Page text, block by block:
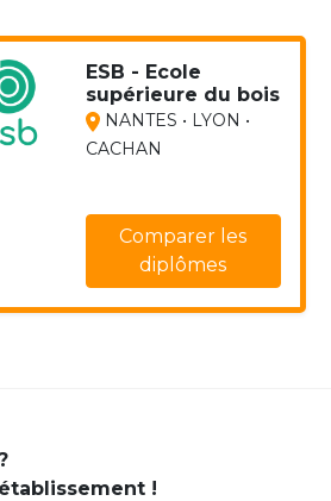
ESB - Ecole
supérieure du bois
NANTES • LYON •
CACHAN
Comparer les
diplômes
!